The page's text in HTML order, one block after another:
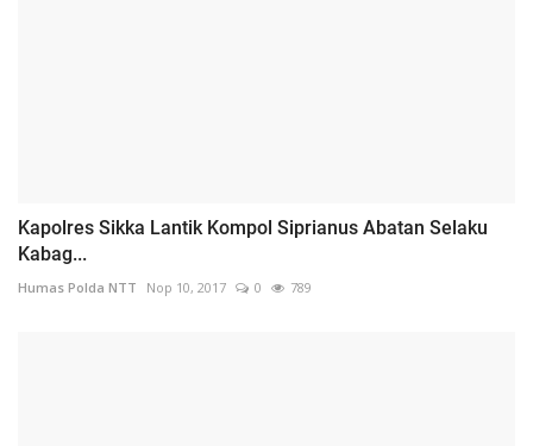
Kapolres Sikka Lantik Kompol Siprianus Abatan Selaku
Kabag...
Humas Polda NTT Nop 10, 2017 0 789